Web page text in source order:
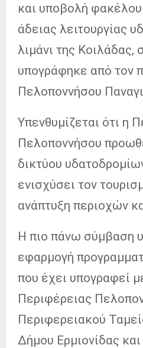
και υποβολή φακέλου
άδειας λειτουργίας
λιμάνι της Κοιλάδας,
υπογράφηκε από τον
Πελοποννήσου
Υπενθυμίζεται ότι η
Πελοποννήσου
δικτύου
ενισχύσει τον
ανάπτυξη περιοχών
Η πιο πάνω σύμβαση
εφαρμογή
που έχει υπογραφεί
Περιφέρειας
Περιφερειακού
Δήμου Ερμιονίδας